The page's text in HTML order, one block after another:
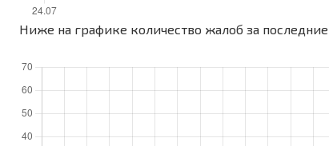
Ниже на графике количество жалоб за последние